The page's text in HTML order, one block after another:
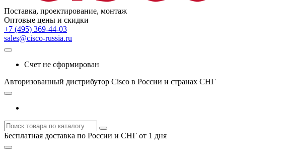
Поставка, проектирование, монтаж
Оптовые цены и скидки
+7 (495) 369-44-03
sales@cisco-russia.ru
Счет не сформирован
Авторизованный дистрибутор Cisco в России и странах СНГ
Бесплатная доставка по России и СНГ от 1 дня